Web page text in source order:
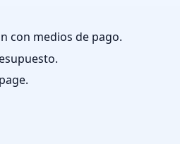
con medios de pago.